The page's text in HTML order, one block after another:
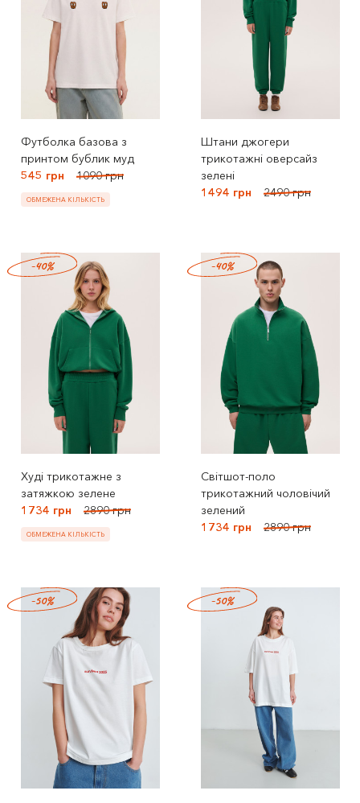
Футболка базова з
принтом бублик муд
545 грн
1090 грн
ОБМЕЖЕНА КІЛЬКІСТЬ
Штани джогери
трикотажні оверсайз
зелені
1494 грн
2490 грн
Худі трикотажне з
затяжкою зелене
1734 грн
2890 грн
ОБМЕЖЕНА КІЛЬКІСТЬ
-40%
Світшот-поло
трикотажний чоловічий
зелений
1734 грн
2890 грн
-40%
-50% -50%